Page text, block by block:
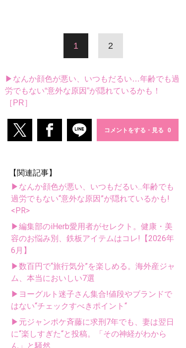
1 2
▶なんか顔色が悪い、いつもだるい…年齢でも過
労でもない“意外な原因”が隠れているかも！
［PR］
コメントをする・見る
【関連記事】
▶なんか顔色が悪い、いつもだるい...年齢でも
過労でもない“意外な原因”が隠れているかも!
<PR>
▶編集部のiHerb愛用者がセレクト。健康・美
容のお悩み別、鉄板アイテムはコレ!【2026年
6月】
▶数百円で“旅行気分”を楽しめる。海外産ジャ
ム、本当においしい7選
▶ヨーグルト迷子さん集合!値段やブランドで
はない“チェックすべきポイント“
▶元ジャンポケ斉藤に求刑7年でも、妻は翌日
に“楽しすぎた“と投稿。「その神経がわから
ん」と騒然